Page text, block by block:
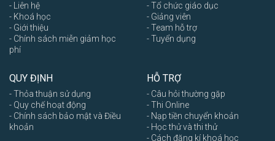
- Liên hệ
- Khoá học
- Giới thiệu
- Chính sách miễn giảm học
phí
- Tổ chức giáo dục
- Giảng viên
- Team hỗ trợ
- Tuyển dụng
QUY ĐỊNH
- Thỏa thuận sử dụng
- Quy chế hoạt động
- Chính sách bảo mật và Điều
khoản
HỖ TRỢ
- Câu hỏi thường gặp
- Thi Online
- Nạp tiền chuyển khoản
- Học thử và thi thử
- Cách đăng kí khoá học